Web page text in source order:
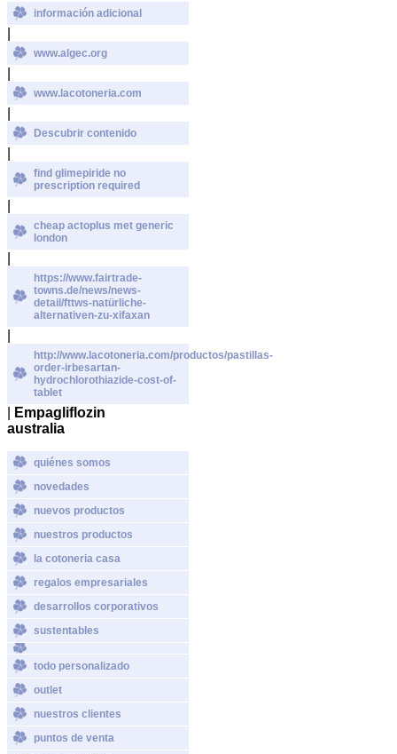
información adicional
www.algec.org
www.lacotoneria.com
Descubrir contenido
find glimepiride no
prescription required
cheap actoplus met generic
london
https://www.fairtrade-
towns.de/news/news-
detail/fttws-natürliche-
alternativen-zu-xifaxan
http://www.lacotoneria.com/productos/pastillas-
order-irbesartan-
hydrochlorothiazide-cost-of-
tablet
Empagliflozin
australia
quiénes somos
novedades
nuevos productos
nuestros productos
la cotoneria casa
regalos empresariales
desarrollos corporativos
sustentables
todo personalizado
outlet
nuestros clientes
puntos de venta